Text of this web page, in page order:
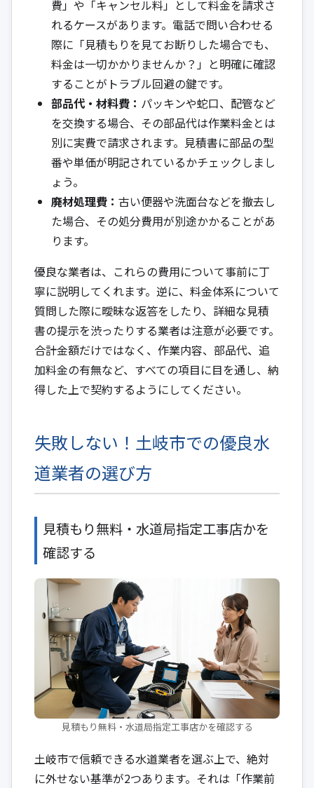
費」や「キャンセル料」として料金を請求さ
れるケースがあります。電話で問い合わせる
際に「見積もりを見てお断りした場合でも、
料金は一切かかりませんか？」と明確に確認
することがトラブル回避の鍵です。
部品代・材料費： パッキンや蛇口、配管など
を交換する場合、その部品代は作業料金とは
別に実費で請求されます。見積書に部品の型
番や単価が明記されているかチェックしまし
ょう。
廃材処理費： 古い便器や洗面台などを撤去し
た場合、その処分費用が別途かかることがあ
ります。
優良な業者は、これらの費用について事前に丁
寧に説明してくれます。逆に、料金体系について
質問した際に曖昧な返答をしたり、詳細な見積
書の提示を渋ったりする業者は注意が必要です。
合計金額だけではなく、作業内容、部品代、追
加料金の有無など、すべての項目に目を通し、納
得した上で契約するようにしてください。
失敗しない！土岐市での優良水
道業者の選び方
見積もり無料・水道局指定工事店かを
確認する
見積もり無料・水道局指定工事店かを確認する
土岐市で信頼できる水道業者を選ぶ上で、絶対
に外せない基準が2つあります。それは「作業前